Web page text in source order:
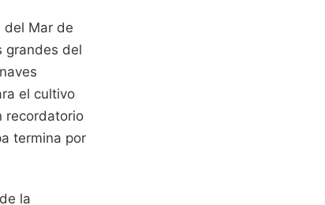
del Mar de
grandes del
el cultivo
recordatorio
termina por
la